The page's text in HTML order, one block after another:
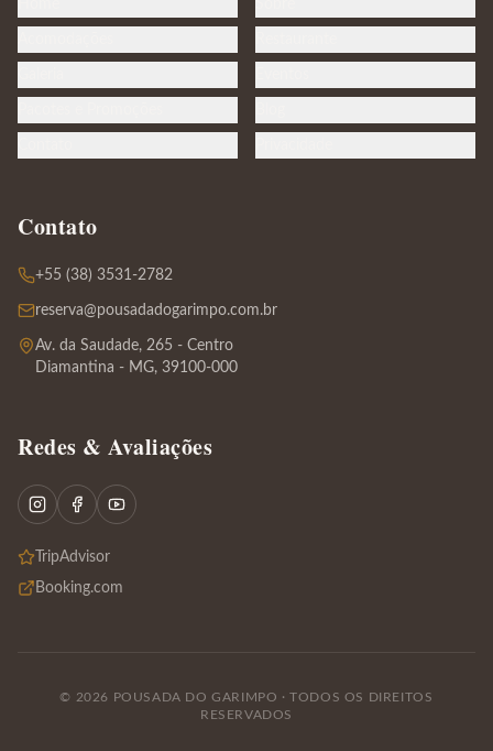
Contato
+55 (38) 3531-2782
reserva@pousadadogarimpo.com.br
Av. da Saudade, 265 - Centro
Diamantina - MG, 39100-000
Redes & Avaliações
TripAdvisor
Booking.com
© 2026 POUSADA DO GARIMPO · TODOS OS DIREITOS
RESERVADOS